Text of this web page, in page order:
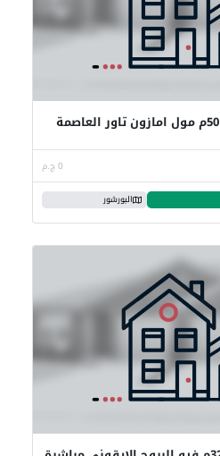
استثمار محل تجاري للبيع 50م مول امازون تاور العاصمة
0 ج.م
البورشور